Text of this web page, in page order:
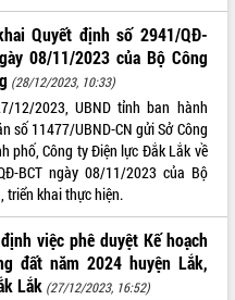
Quyết định số 2941/QĐ-
08/11/2023 của Bộ Công
(28/12/2023, 10:33)
12/2023, UBND tỉnh ban hành
số 11477/UBND-CN gửi Sở Công
phố, Công ty Điện lực Đắk Lắk về
BCT ngày 08/11/2023 của Bộ
triển khai thực hiện.
việc phê duyệt Kế hoạch
đất năm 2024 huyện Lắk,
Lắk (27/12/2023, 16:52)